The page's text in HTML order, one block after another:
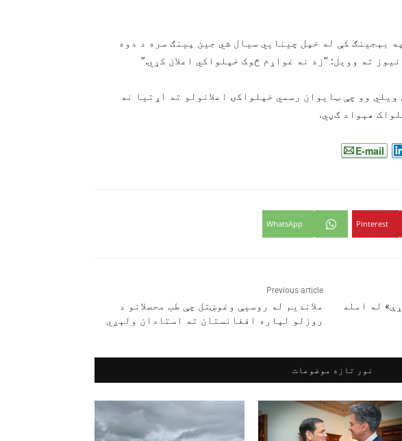
بېجینګ کې له خپل چینایي سیال شي جین پینګ سره د دوه
ته وویل: “زه نه غواړم څوک خپلواکي اعلان کړي.”
وو چې ټایوان رسمي خپلواکۍ اعلانولو ته اړتیا نه
هېواد ګڼي.
E-mail
Pinterest
WhatsApp
Previous article
ملاندیم له روسیې وغوښتل چې طب محصلانو د
روزلو لپاره افغانستان ته استادان ولېږي
له امله
نور تازه موضوعات